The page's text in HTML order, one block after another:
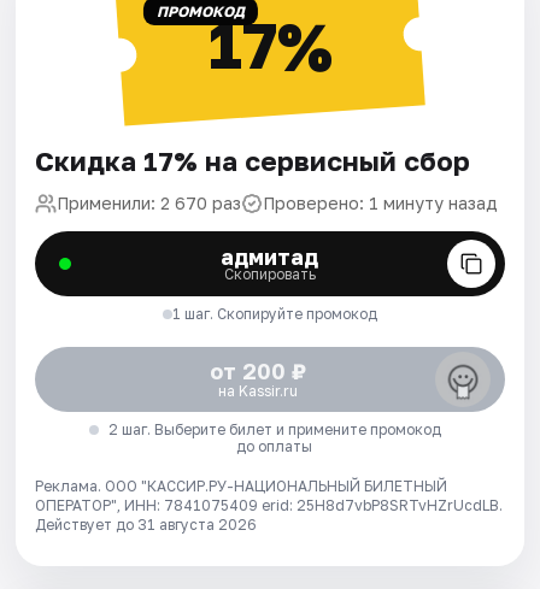
ПРОМОКОД17%
Скидка 17% на сервисный сбор
Применили: 2 670 раз Проверено: 1 минуту назад
адмитад
Скопировать
1 шаг. Скопируйте промокод
от 200 ₽
на Kassir.ru
2 шаг. Выберите билет и примените промокод
до оплаты
Реклама. ООО "КАССИР.РУ-НАЦИОНАЛЬНЫЙ БИЛЕТНЫЙ
ОПЕРАТОР", ИНН: 7841075409 erid: 25H8d7vbP8SRTvHZrUcdLB.
Действует до 31 августа 2026